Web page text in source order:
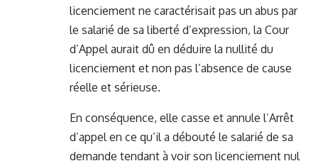
licenciement ne caractérisait pas un abus par
le salarié de sa liberté d’expression, la Cour
d’Appel aurait dû en déduire la nullité du
licenciement et non pas l’absence de cause
réelle et sérieuse.
En conséquence, elle casse et annule l’Arrêt
d’appel en ce qu’il a débouté le salarié de sa
demande tendant à voir son licenciement nul